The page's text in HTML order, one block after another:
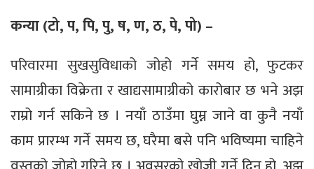
कन्या (टो, प, पि, पु, ष, ण, ठ, पे, पो) –
परिवारमा सुखसुविधाको जोहो गर्ने समय हो, फुटकर
सामाग्रीका विक्रेता र खाद्यसामाग्रीको कारोबार छ भने अझ
राम्रो गर्न सकिने छ । नयाँ ठाउँमा घुम्न जाने वा कुनै नयाँ
काम प्रारम्भ गर्ने समय छ, घरैमा बसे पनि भविष्यमा चाहिने